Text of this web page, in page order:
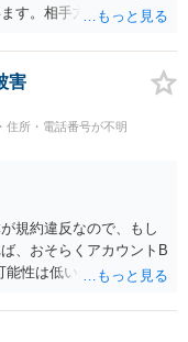
す。相手方の居場所が
害
住所・電話番号が不明
規約違反なので、もし
、おそらくアカウントB
能性は低いかもしれませ
ているゲーム（海外の